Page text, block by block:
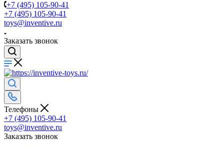
+7 (495) 105-90-41
+7 (495) 105-90-41
toys@inventive.ru
Заказать звонок
Телефоны
+7 (495) 105-90-41
toys@inventive.ru
Заказать звонок